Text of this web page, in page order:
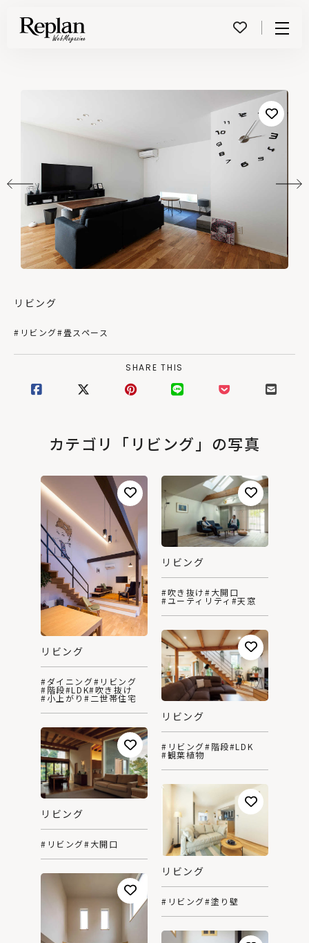
リビング
#リビング#畳スペース
SHARE THIS
カテゴリ「リビング」の写真
リビング
#ダイニング#リビング
#階段#LDK#吹き抜け
#小上がり#二世帯住宅
リビング
#吹き抜け#大開口
#ユーティリティ#天窓
リビング
#リビング#階段#LDK
#観葉植物
リビング
#リビング#大開口
リビング
#リビング#塗り壁